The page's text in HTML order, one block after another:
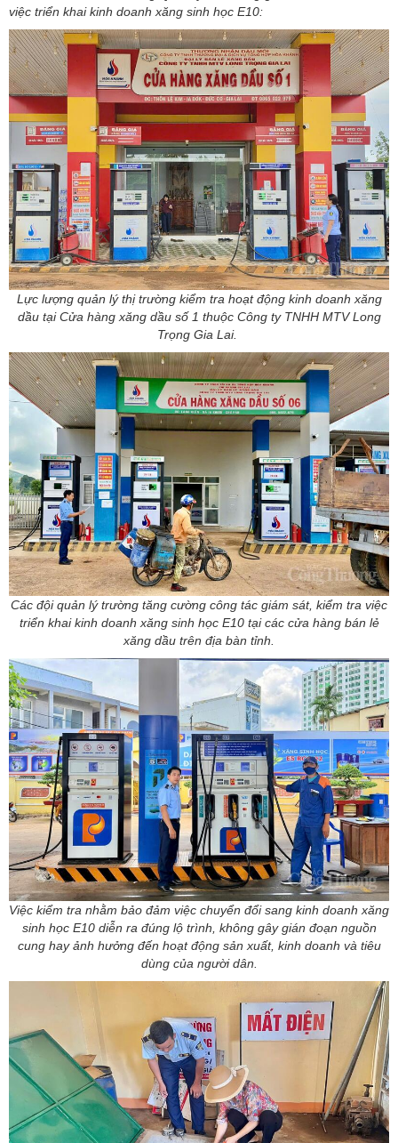
việc triển khai kinh doanh xăng sinh học E10:
Lực lượng quản lý thị trường kiểm tra hoạt động kinh doanh xăng
dầu tại Cửa hàng xăng dầu số 1 thuộc Công ty TNHH MTV Long
Trọng Gia Lai.
Các đội quản lý trường tăng cường công tác giám sát, kiểm tra việc
triển khai kinh doanh xăng sinh học E10 tại các cửa hàng bán lẻ
xăng dầu trên địa bàn tỉnh.
Việc kiểm tra nhằm bảo đảm việc chuyển đổi sang kinh doanh xăng
sinh học E10 diễn ra đúng lộ trình, không gây gián đoạn nguồn
cung hay ảnh hưởng đến hoạt động sản xuất, kinh doanh và tiêu
dùng của người dân.